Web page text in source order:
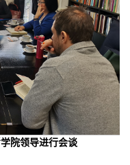
院领导进行会谈